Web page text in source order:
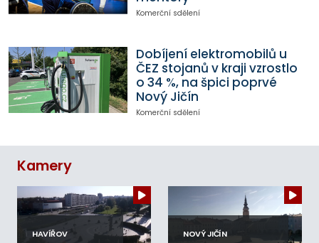
Komerční sdělení
Dobíjení elektromobilů u
ČEZ stojanů v kraji vzrostlo
o 34 %, na špici poprvé
Nový Jičín
Komerční sdělení
Kamery
HAVÍŘOV NOVÝ JIČÍN